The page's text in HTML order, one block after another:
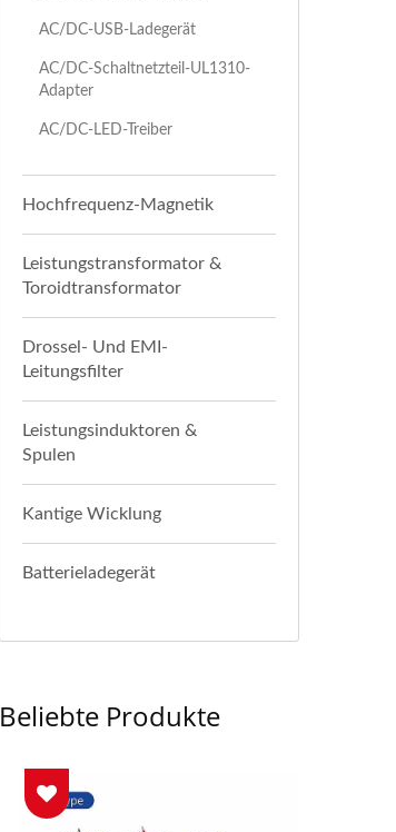
AC/DC-USB-Ladegerät
AC/DC-Schaltnetzteil-UL1310-
Adapter
AC/DC-LED-Treiber
Hochfrequenz-Magnetik
Leistungstransformator &
Toroidtransformator
Drossel- Und EMI-
Leitungsfilter
Leistungsinduktoren &
Spulen
Kantige Wicklung
Batterieladegerät
Beliebte Produkte